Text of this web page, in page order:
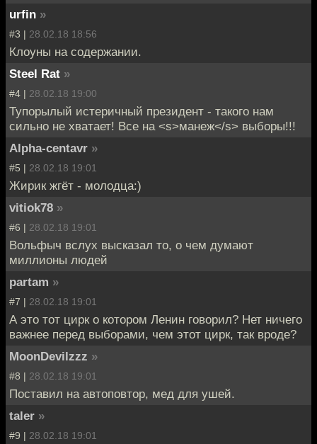
urfin »
#3 | 28.02.18 18:56
Клоуны на содержании.
Steel Rat »
#4 | 28.02.18 19:00
Тупорылый истеричный президент - такого нам
сильно не хватает! Все на <s>манеж</s> выборы!!!
Alpha-centavr »
#5 | 28.02.18 19:01
Жирик жгёт - молодца:)
vitiok78 »
#6 | 28.02.18 19:01
Вольфыч вслух высказал то, о чем думают
миллионы людей
partam »
#7 | 28.02.18 19:01
А это тот цирк о котором Ленин говорил? Нет ничего
важнее перед выборами, чем этот цирк, так вроде?
MoonDevilzzz »
#8 | 28.02.18 19:01
Поставил на автоповтор, мед для ушей.
taler »
#9 | 28.02.18 19:01